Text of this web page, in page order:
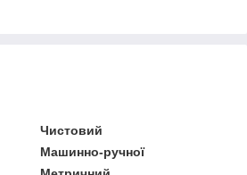
Чистовий
Машинно-ручної